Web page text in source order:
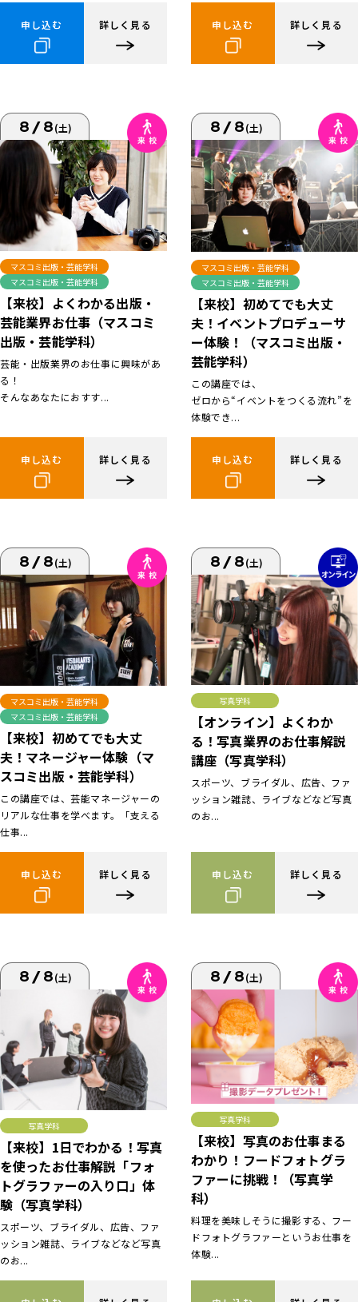
申し込む 詳しく見る 申し込む 詳しく見る
8/8(土)
マスコミ出版・芸能学科
マスコミ出版・芸能学科
【来校】よくわかる出版・
芸能業界お仕事（マスコミ
出版・芸能学科）
芸能・出版業界のお仕事に興味があ
る！
そんなあなたにおすす...
申し込む 詳しく見る
8/8(土)
マスコミ出版・芸能学科
マスコミ出版・芸能学科
【来校】初めてでも大丈
夫！イベントプロデューサ
ー体験！（マスコミ出版・
芸能学科）
この講座では、
ゼロから“イベントをつくる流れ”を
体験でき...
申し込む 詳しく見る
8/8(土)
マスコミ出版・芸能学科
マスコミ出版・芸能学科
【来校】初めてでも大丈
夫！マネージャー体験（マ
スコミ出版・芸能学科）
この講座では、芸能マネージャーの
リアルな仕事を学べます。「支える
仕事...
申し込む 詳しく見る
8/8(土)
写真学科
【オンライン】よくわか
る！写真業界のお仕事解説
講座（写真学科）
スポーツ、ブライダル、広告、ファ
ッション雑誌、ライブなどなど写真
のお...
申し込む 詳しく見る
8/8(土)
写真学科
【来校】1日でわかる！写真
を使ったお仕事解説「フォ
トグラファーの入り口」体
験（写真学科）
スポーツ、ブライダル、広告、ファ
ッション雑誌、ライブなどなど写真
のお...
8/8(土)
写真学科
【来校】写真のお仕事まる
わかり！フードフォトグラ
ファーに挑戦！（写真学
科）
料理を美味しそうに撮影する、フー
ドフォトグラファーというお仕事を
体験...